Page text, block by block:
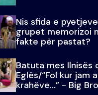
Nis sfida e
grupet memorizoi
fakte për pastat?
Batuta mes Ilnisës
Eglës/“Fol kur jam
krahëve…” - Big